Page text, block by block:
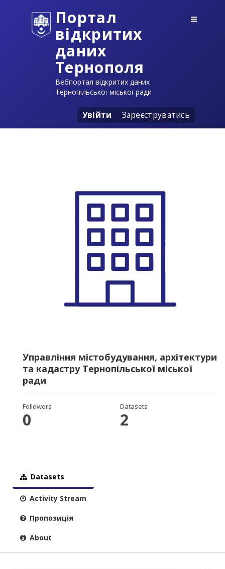
Портал
відкритих
даних
Тернополя
Вебпортал відкритих даних
Тернопільської міської ради
Увійти Зареєструватись
Управління містобудування, архітектури
та кадастру Тернопільської міської
ради
Followers
0
Datasets
2
Datasets
Activity Stream
Пропозиція
About